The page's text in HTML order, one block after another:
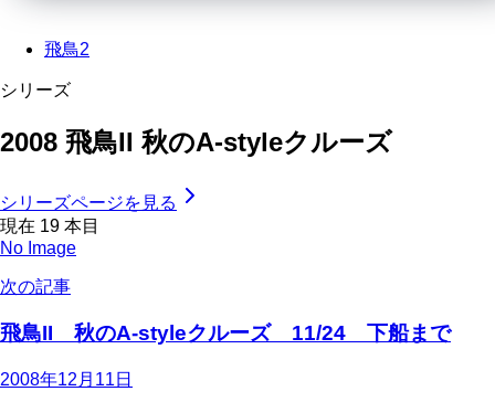
飛鳥2
シリーズ
2008 飛鳥II 秋のA-styleクルーズ
シリーズページを見る
現在 19 本目
No Image
次の記事
飛鳥II 秋のA-styleクルーズ 11/24 下船まで
2008年12月11日